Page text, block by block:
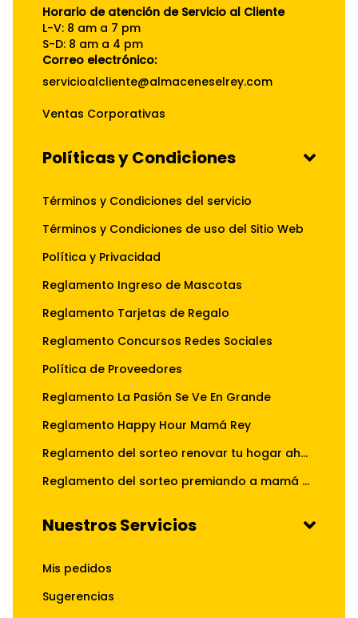
Horario de atención de Servicio al Cliente
L-V: 8 am a 7 pm
S-D: 8 am a 4 pm
Correo electrónico:
servicioalcliente@almaceneselrey.com
Ventas Corporativas
Políticas y Condiciones
Términos y Condiciones del servicio
Términos y Condiciones de uso del Sitio Web
Política y Privacidad
Reglamento Ingreso de Mascotas
Reglamento Tarjetas de Regalo
Reglamento Concursos Redes Sociales
Política de Proveedores
Reglamento La Pasión Se Ve En Grande
Reglamento Happy Hour Mamá Rey
Reglamento del sorteo renovar tu hogar ahora tiene doble premio
Reglamento del sorteo premiando a mamá con GA.MA
Nuestros Servicios
Mis pedidos
Sugerencias